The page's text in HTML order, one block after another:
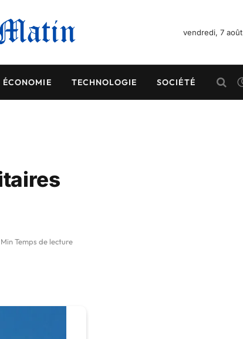
vendredi, 7 août
ÉCONOMIE TECHNOLOGIE SOCIÉTÉ
Temps de lecture